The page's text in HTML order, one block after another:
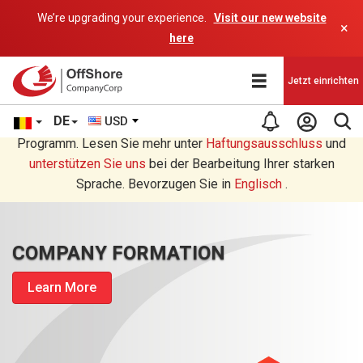
We’re upgrading your experience.
Visit our new website
here
×
DE USD
Jetzt einrichten
Sie lesen eine Deutsche Übersetzung durch ein AI-
Programm. Lesen Sie mehr unter Haftungsausschluss und
unterstützen Sie uns bei der Bearbeitung Ihrer starken
Sprache. Bevorzugen Sie in Englisch.
COMPANY FORMATION
Learn More